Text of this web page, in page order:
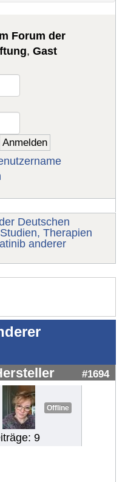
Forum der
,Gast
Deutschen
Studien, Therapien
anderer
#1694
Offline
9